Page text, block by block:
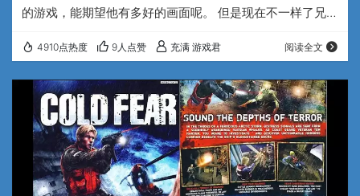
的游戏，能期望他有多好的画面呢。 但是现在不一样了兄弟
们，这寥寥的几个对比画面，能不能换你一个吃惊的表情，
我严重怀疑这个洋馆里的丧尸宝宝们个个都是洁癖症患者，
不仅把洋馆全部打扫的一尘不染，甚至还把洋馆全部翻新装
修了一遍，甚至这位能硬抗巴瑞三颗麦林子弹的铁头娃，都
变得衣冠楚楚了呢。 兄弟们大家…
4910点热度 9人点赞 充满 游戏君 阅读全文